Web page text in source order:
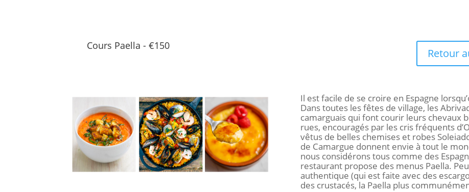
Cours Paella - €150
Retour
Il est facile de se croire en Espagne
Dans toutes les fêtes de village, les
camarguais qui font courir leurs chevaux
rues, encouragés par les cris fréquents
vêtus de belles chemises et robes
de Camargue donnent envie à tout le
nous considérons tous comme des
restaurant propose des menus Paella.
authentique (qui est faite avec des
des crustacés, la Paella plus